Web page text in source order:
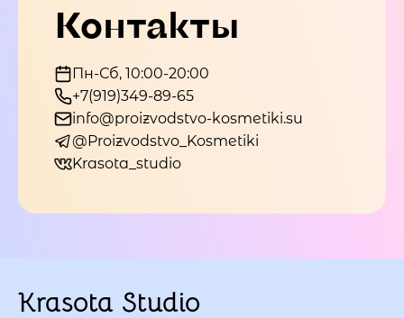
Контакты
Пн-Сб, 10:00-20:00
+7(919)349-89-65
info@proizvodstvo-kosmetiki.su
@Proizvodstvo_Kosmetiki
Krasota_studio
Krasota Studio